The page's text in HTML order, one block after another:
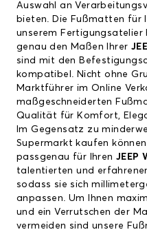
Auswahl an
bieten. Die Fußmatten für
unserem
genau den Maßen Ihrer
sind mit den
kompatibel. Nicht ohne
Marktführer im Online
maßgeschneiderten
Qualität für Komfort,
Im Gegensatz zu
Supermarkt kaufen
passgenau für Ihren JEEP
talentierten und
sodass sie sich
anpassen. Um Ihnen
und ein Verrutschen der
vermeiden sind unsere